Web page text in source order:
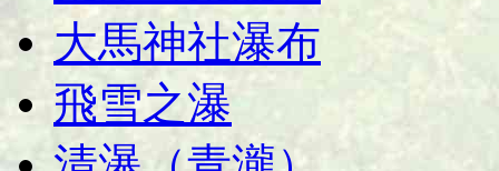
大馬神社瀑布
飛雪之瀑